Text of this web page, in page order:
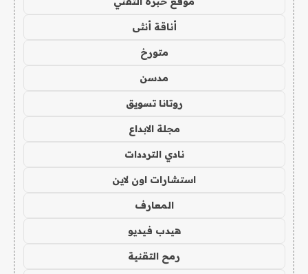
أناقة أنثى
متورخ
مدسن
روتانا تسويق
مجلة الابداع
نادي الترددات
استشارات اون لاين
المعارف
هيدب فيديو
رمح التقنية